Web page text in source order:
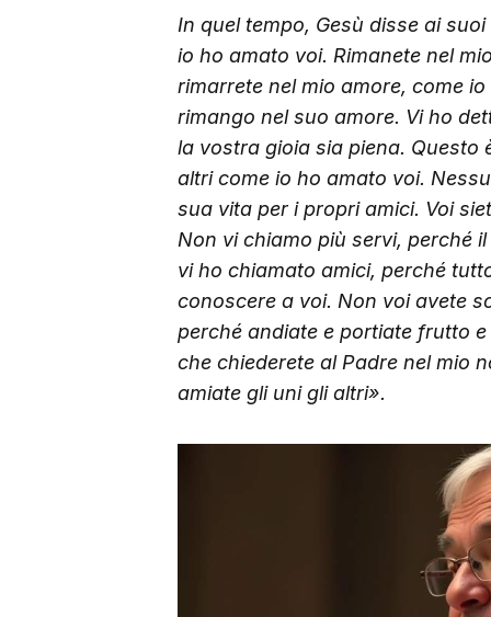
In quel tempo, Gesù disse ai
io ho amato voi. Rimanete nel
rimarrete nel mio amore, come
rimango nel suo amore. Vi ho
la vostra gioia sia piena. Questo
altri come io ho amato voi.
sua vita per i propri amici. Voi
Non vi chiamo più servi, perché
vi ho chiamato amici, perché
conoscere a voi. Non voi avete
perché andiate e portiate frutto
che chiederete al Padre nel mio
amiate gli uni gli altri».